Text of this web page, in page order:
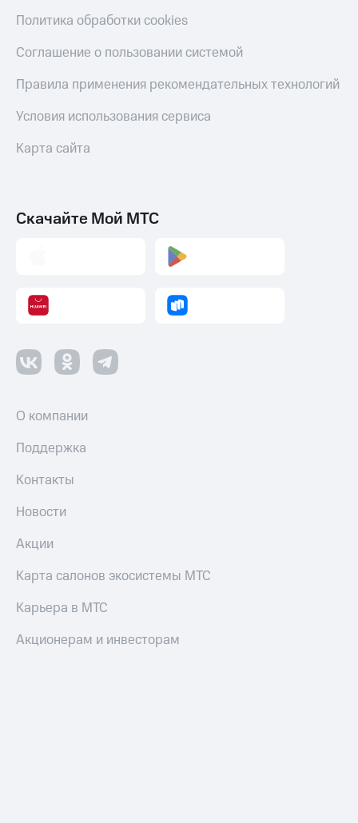
Политика обработки cookies
Соглашение о пользовании системой
Правила применения рекомендательных технологий
Условия использования сервиса
Карта сайта
Скачайте Мой МТС
О компании
Поддержка
Контакты
Новости
Акции
Карта салонов экосистемы МТС
Карьера в МТС
Акционерам и инвесторам